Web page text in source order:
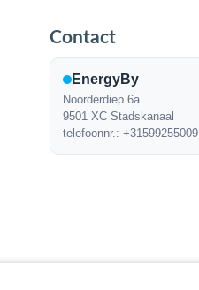
Contact
EnergyBy
Noorderdiep 6a
9501 XC Stadskanaal
telefoonnr.: +31599255009